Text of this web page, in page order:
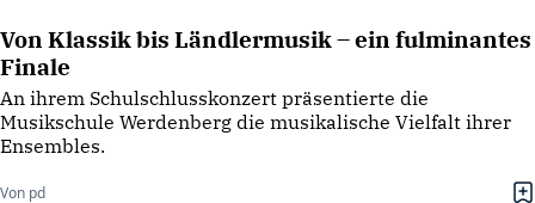
Von Klassik bis Ländlermusik – ein fulminantes
Finale
An ihrem Schulschlusskonzert präsentierte die
Musikschule Werdenberg die musikalische Vielfalt ihrer
Ensembles.
Von pd